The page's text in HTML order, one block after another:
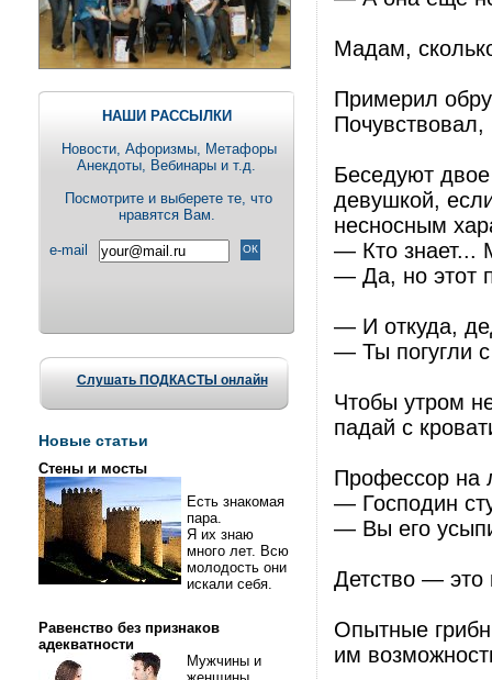
НАШИ РАССЫЛКИ
Новости, Aфоризмы, Метафоры
Анекдоты, Вебинары и т.д.
Посмотрите и выберете те, что
нравятся Вам.
e-mail
Слушать ПОДКАСТЫ онлайн
Новые статьи
Стены и мосты
Есть знакомая
пара.
Я их знаю
много лет. Всю
молодость они
искали себя.
Равенство без признаков
адекватности
Мужчины и
Мадам,
Примерил
Беседуют
девушкой,
несносным
— Кто знает...
— Да, но этот
— И откуда,
— Ты погугли
Чтобы утром
падай с
Профессор на
— Господин
— Вы его
Детство — это
Опытные
им